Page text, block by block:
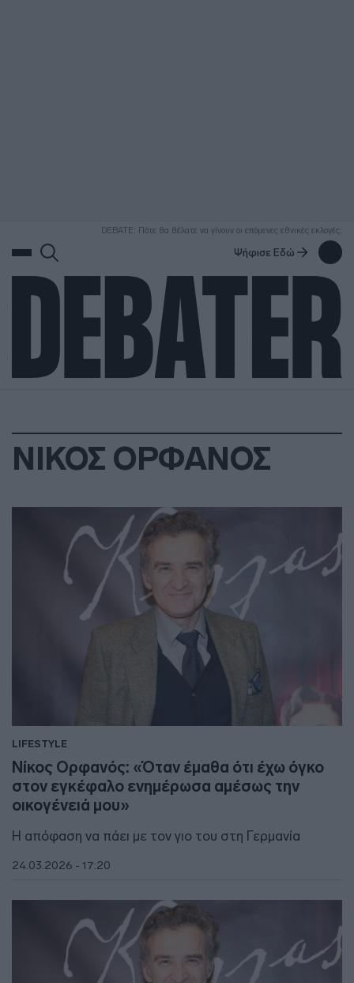
DEBATE: Πότε θα θέλατε να γίνουν οι επόμενες εθνικές εκλογές;
Ψήφισε Εδώ
ΝΙΚΟΣ ΟΡΦΑΝΟΣ
LIFESTYLE
Νίκος Ορφανός: «Όταν έμαθα ότι έχω όγκο
στον εγκέφαλο ενημέρωσα αμέσως την
οικογένειά μου»
Η απόφαση να πάει με τον γιο του στη Γερμανία
24.03.2026 - 17:20